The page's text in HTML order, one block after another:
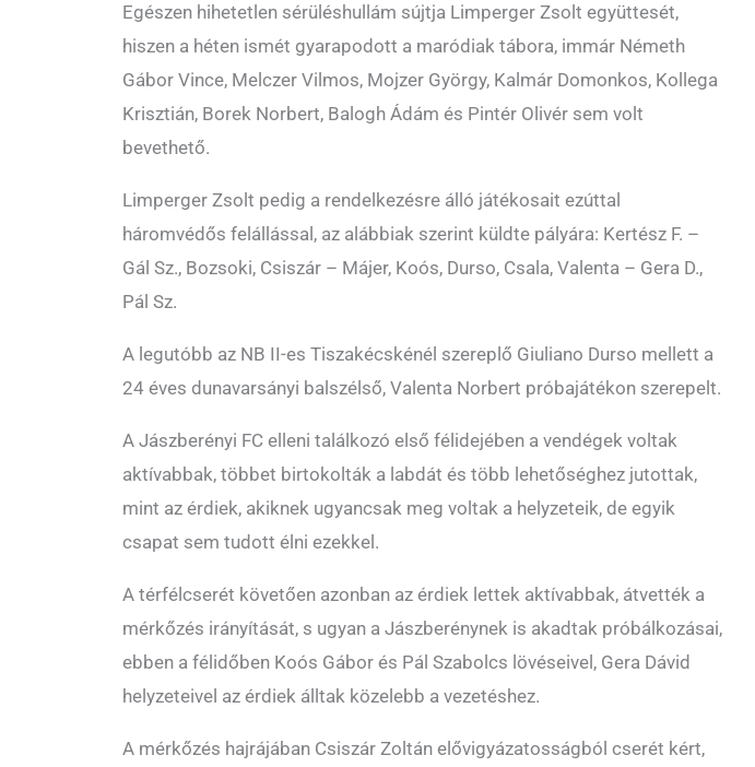
Egészen hihetetlen sérüléshullám sújtja Limperger Zsolt együttesét,
hiszen a héten ismét gyarapodott a maródiak tábora, immár Németh
Gábor Vince, Melczer Vilmos, Mojzer György, Kalmár Domonkos, Kollega
Krisztián, Borek Norbert, Balogh Ádám és Pintér Olivér sem volt
bevethető.
Limperger Zsolt pedig a rendelkezésre álló játékosait ezúttal
háromvédős felállással, az alábbiak szerint küldte pályára: Kertész F. –
Gál Sz., Bozsoki, Csiszár – Májer, Koós, Durso, Csala, Valenta – Gera D.,
Pál Sz.
A legutóbb az NB II-es Tiszakécskénél szereplő Giuliano Durso mellett a
24 éves dunavarsányi balszélső, Valenta Norbert próbajátékon szerepelt.
A Jászberényi FC elleni találkozó első félidejében a vendégek voltak
aktívabbak, többet birtokolták a labdát és több lehetőséghez jutottak,
mint az érdiek, akiknek ugyancsak meg voltak a helyzeteik, de egyik
csapat sem tudott élni ezekkel.
A térfélcserét követően azonban az érdiek lettek aktívabbak, átvették a
mérkőzés irányítását, s ugyan a Jászberénynek is akadtak próbálkozásai,
ebben a félidőben Koós Gábor és Pál Szabolcs lövéseivel, Gera Dávid
helyzeteivel az érdiek álltak közelebb a vezetéshez.
A mérkőzés hajrájában Csiszár Zoltán elővigyázatosságból cserét kért,